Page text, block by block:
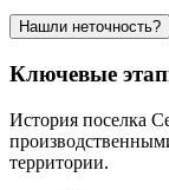
Нашли неточность?
Ключевые
История поселка
территории.